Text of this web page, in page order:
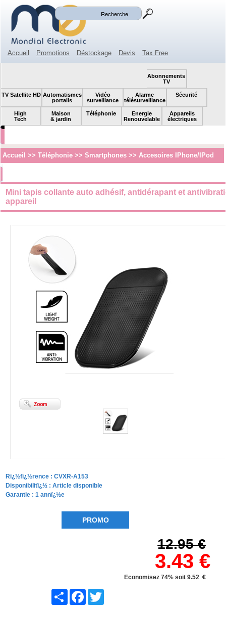
Mon compte
Accueil Promotions Déstockage Devis
Tax Free
Abonnements
TV
TV Satellite HD Automatismes
portails
Vidéo
surveillance
Alarme
télésurveillance
Sécurité
High
Tech
Maison
& jardin
Téléphonie
Energie
Renouvelable
Appareils
électriques
Accueil >> Téléphonie>> Smartphones>> Accesoires IPhone/iPod
Mini tapis collante auto adhésif, antidérapant et
appareil
Rï¿½fï¿½rence : CVXR-A153
Disponibilitï¿½ : Article disponible
Garantie : 1 annï¿½e
PROMO
12.95 €
3.43 €
Economisez 74% soit 9.52 €
Share Facebook